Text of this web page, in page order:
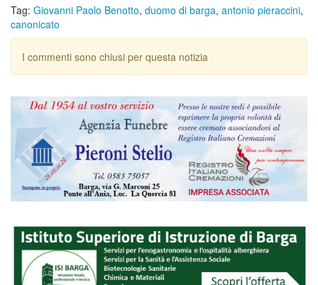
Tag: Giovanni Paolo Benotto, duomo di barga, antonio pieraccini,
canonicato
I commenti sono chiusi per questa notizia